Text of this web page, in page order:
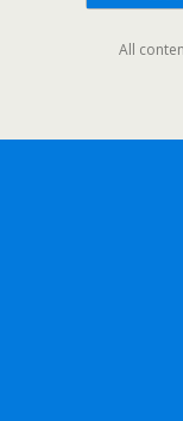
All